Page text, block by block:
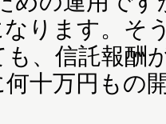
ります。そ
、信託報酬
十万円もの